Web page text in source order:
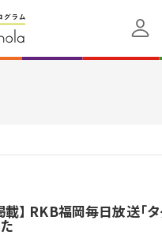
載】 RKB福岡毎日放送「タ